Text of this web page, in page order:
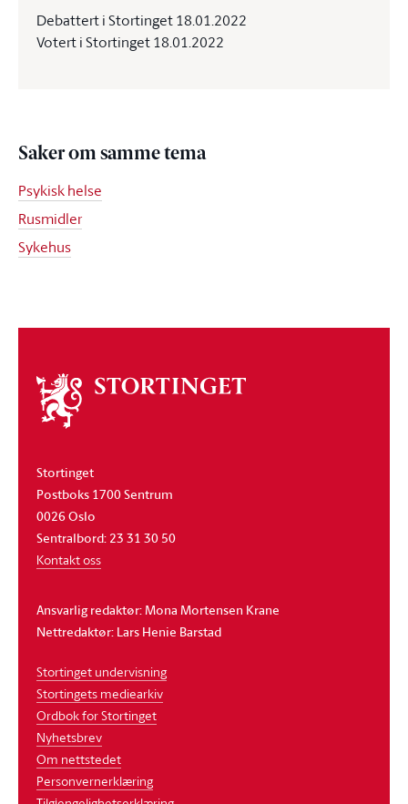
Debattert i Stortinget 18.01.2022
Votert i Stortinget 18.01.2022
Saker om samme tema
Psykisk helse
Rusmidler
Sykehus
Om
stortinget
Stortinget
Postboks 1700 Sentrum
0026 Oslo
Sentralbord: 23 31 30 50
Kontakt oss
Ansvarlig redaktør: Mona Mortensen Krane
Nettredaktør: Lars Henie Barstad
Stortinget undervisning
Stortingets mediearkiv
Ordbok for Stortinget
Nyhetsbrev
Om nettstedet
Personvernerklæring